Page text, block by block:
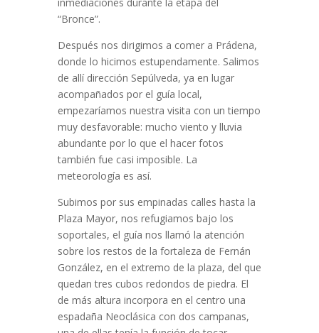
“Bronce”.
Después nos dirigimos a comer a Prádena,
donde lo hicimos estupendamente. Salimos
de allí dirección Sepúlveda, ya en lugar
acompañados por el guía local,
empezaríamos nuestra visita con un tiempo
muy desfavorable: mucho viento y lluvia
abundante por lo que el hacer fotos
también fue casi imposible. La
meteorología es así.
Subimos por sus empinadas calles hasta la
Plaza Mayor, nos refugiamos bajo los
soportales, el guía nos llamó la atención
sobre los restos de la fortaleza de Fernán
González, en el extremo de la plaza, del que
quedan tres cubos redondos de piedra. El
de más altura incorpora en el centro una
espadaña Neoclásica con dos campanas,